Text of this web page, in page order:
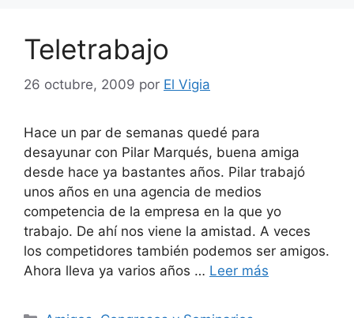
Teletrabajo
26 octubre, 2009 por El Vigia
Hace un par de semanas quedé para
desayunar con Pilar Marqués, buena amiga
desde hace ya bastantes años. Pilar trabajó
unos años en una agencia de medios
competencia de la empresa en la que yo
trabajo. De ahí nos viene la amistad. A veces
los competidores también podemos ser amigos.
Ahora lleva ya varios años … Leer más